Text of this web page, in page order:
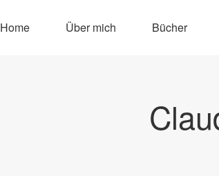
Home Über mich Bücher